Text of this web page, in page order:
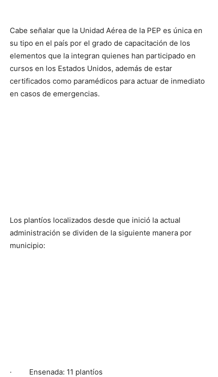
Cabe señalar que la Unidad Aérea de la PEP es única en
su tipo en el país por el grado de capacitación de los
elementos que la integran quienes han participado en
cursos en los Estados Unidos, además de estar
certificados como paramédicos para actuar de inmediato
en casos de emergencias.
Los plantíos localizados desde que inició la actual
administración se dividen de la siguiente manera por
municipio:
· Ensenada: 11 plantíos